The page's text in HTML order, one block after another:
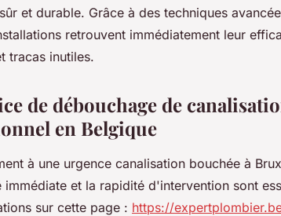
et durable. Grâce à des techniques
retrouvent immédiatement leur
tracas inutiles.
de débouchage de
en Belgique
à une urgence canalisation bouchée à
et la rapidité d'intervention sont
sur cette page : https://